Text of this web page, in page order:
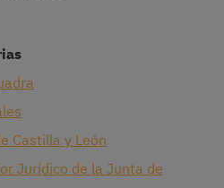
Castilla y León
Jurídico de la Junta de